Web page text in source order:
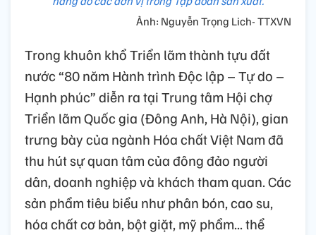
Ảnh: Nguyễn Trọng Lich- TTXVN
Trong khuôn khổ Triển lãm thành tựu đất
nước “80 năm Hành trình Độc lập – Tự do –
Hạnh phúc” diễn ra tại Trung tâm Hội chợ
Triển lãm Quốc gia (Đông Anh, Hà Nội), gian
trưng bày của ngành Hóa chất Việt Nam đã
thu hút sự quan tâm của đông đảo người
dân, doanh nghiệp và khách tham quan. Các
sản phẩm tiêu biểu như phân bón, cao su,
hóa chất cơ bản, bột giặt, mỹ phẩm... thể